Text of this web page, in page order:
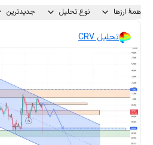
همهٔ ارزها نوع تحلیل جدیدترین
تحلیل CRV